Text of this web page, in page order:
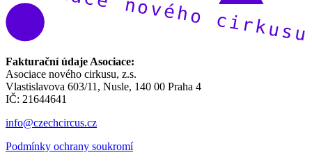
Fakturační údaje Asociace:
Asociace nového cirkusu, z.s.
Vlastislavova 603/11, Nusle, 140 00 Praha 4
IČ: 21644641
info@czechcircus.cz
Podmínky ochrany soukromí